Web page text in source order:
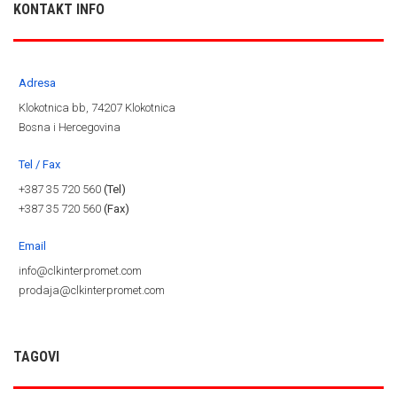
KONTAKT INFO
Adresa
Klokotnica bb, 74207 Klokotnica
Bosna i Hercegovina
Tel / Fax
+387 35 720 560 (Tel)
+387 35 720 560 (Fax)
Email
info@clkinterpromet.com
prodaja@clkinterpromet.com
TAGOVI